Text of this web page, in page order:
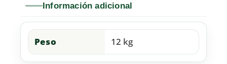
Información adicional
Peso 12 kg